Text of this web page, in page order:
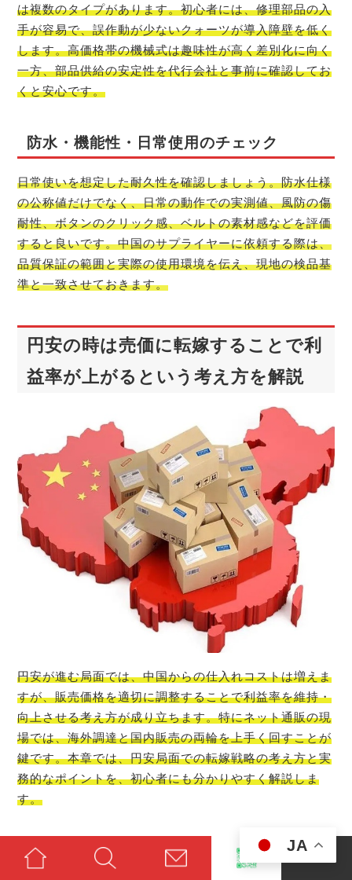
は複数のタイプがあります。初心者には、修理部品の入
手が容易で、誤作動が少ないクォーツが導入障壁を低く
します。高価格帯の機械式は趣味性が高く差別化に向く
一方、部品供給の安定性を代行会社と事前に確認してお
くと安心です。
防水・機能性・日常使用のチェック
日常使いを想定した耐久性を確認しましょう。防水仕様
の公称値だけでなく、日常の動作での実測値、風防の傷
耐性、ボタンのクリック感、ベルトの素材感などを評価
すると良いです。中国のサプライヤーに依頼する際は、
品質保証の範囲と実際の使用環境を伝え、現地の検品基
準と一致させておきます。
円安の時は売価に転嫁することで利
益率が上がるという考え方を解説
円安が進む局面では、中国からの仕入れコストは増えま
すが、販売価格を適切に調整することで利益率を維持・
向上させる考え方が成り立ちます。特にネット通販の現
場では、海外調達と国内販売の両輪を上手く回すことが
鍵です。本章では、円安局面での転嫁戦略の考え方と実
務的なポイントを、初心者にも分かりやすく解説しま
す。
円安がもたらす変化の整理 JA